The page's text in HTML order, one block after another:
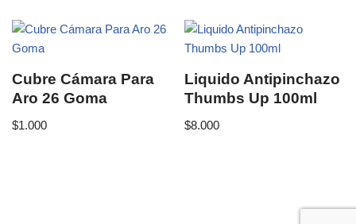
Cubre Cámara Para
Aro 26 Goma
$1.000
Liquido Antipinchazo
Thumbs Up 100ml
$8.000